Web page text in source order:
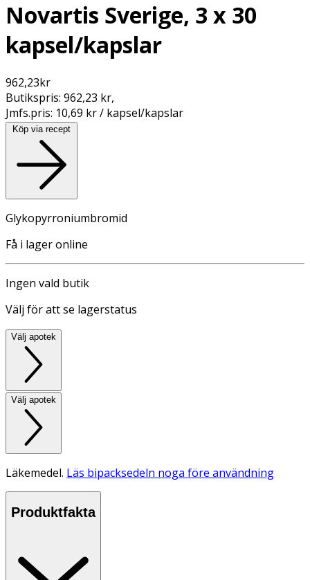
Novartis Sverige, 3 x 30
kapsel/kapslar
962,23kr
Butikspris: 962,23 kr,
Jmfs.pris: 10,69 kr / kapsel/kapslar
Köp via recept
Glykopyrroniumbromid
Få i lager online
Ingen vald butik
Välj för att se lagerstatus
Välj apotek
Välj apotek
Läkemedel. Läs bipacksedeln noga före användning
Produktfakta